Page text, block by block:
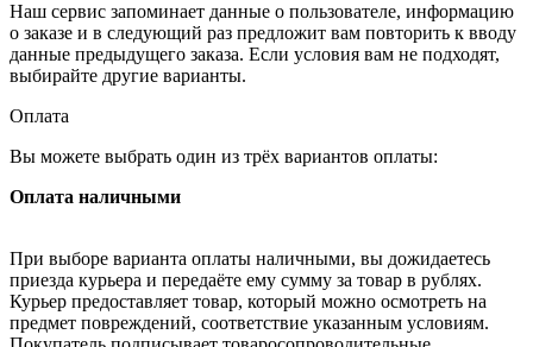
Наш сервис запоминает данные о пользователе, информацию
о заказе и в следующий раз предложит вам повторить к вводу
данные предыдущего заказа. Если условия вам не подходят,
выбирайте другие варианты.
Оплата
Вы можете выбрать один из трёх вариантов оплаты:
Оплата наличными
При выборе варианта оплаты наличными, вы дожидаетесь
приезда курьера и передаёте ему сумму за товар в рублях.
Курьер предоставляет товар, который можно осмотреть на
предмет повреждений, соответствие указанным условиям.